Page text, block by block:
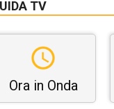
TV
Ora in Onda